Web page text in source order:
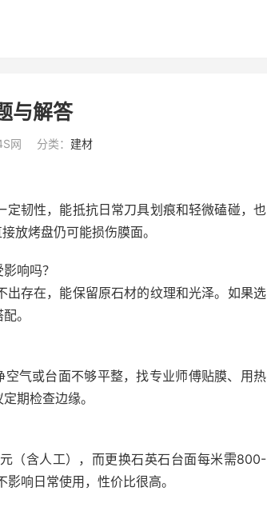
与解答
网 分类： 建材
韧性，能抵抗日常刀具划痕和轻微磕碰，也
放烤盘仍可能损伤膜面。
响吗？
存在，能保留原石材的纹理和光泽。如果选
。
气或台面不够平整，找专业师傅贴膜、用热
期检查边缘。
（含人工），而更换石英石台面每米需800-
响日常使用，性价比很高。